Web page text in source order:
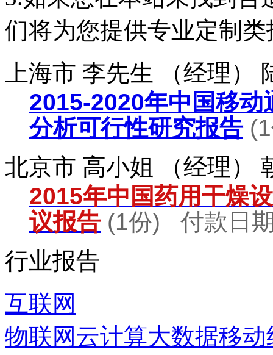
们将为您提供专业定制类
上海市 李先生 （经理）
2015-2020年中国移
分析可行性研究报告(1
北京市 高小姐 （经理）
2015年中国药用干燥
议报告 (1份) 付款日
行业报告
互联网
物联网 云计算大数据移动